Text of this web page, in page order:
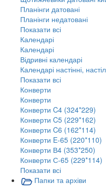
Планінги датовані
Планінги недатовані
Показати всі
Календарі
Календарі
Відривні календарі
Календарі настінні,
Показати всі
Конверти
Конверти
Конверти C4 (324*229)
Конверти C5 (229*162)
Конверти C6 (162*114)
Конверти E-65 (220*110)
Конверти В4 (353*250)
Конверти С-65 (229*114)
Показати всі
Папки та архіви